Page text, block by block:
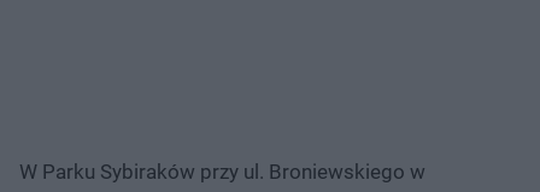
W Parku Sybiraków przy ul. Broniewskiego w